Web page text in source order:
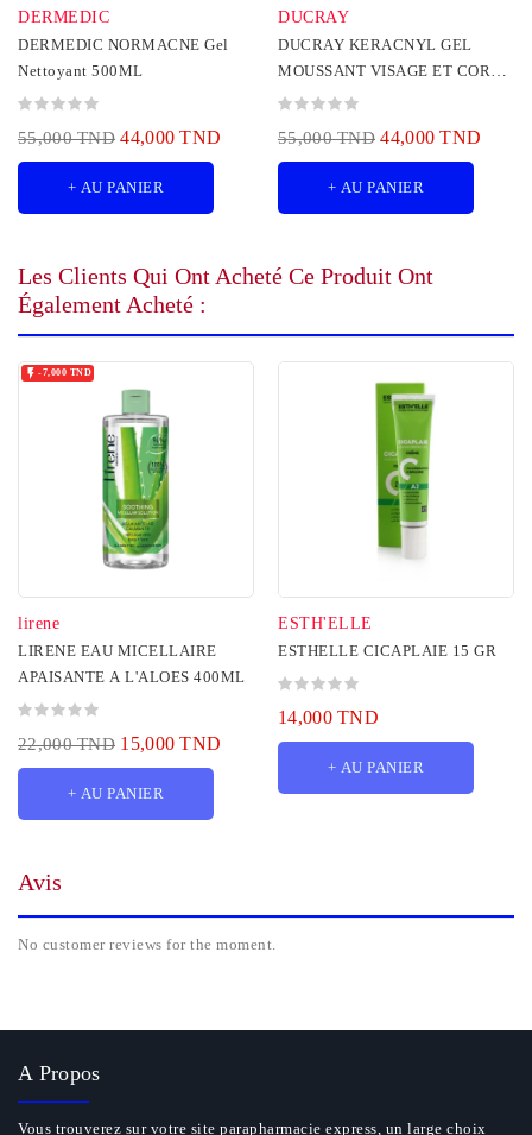
DERMEDIC
DERMEDIC NORMACNE Gel
Nettoyant 500ML
55,000 TND 44,000 TND
+ AU PANIER
DUCRAY
DUCRAY KERACNYL GEL
MOUSSANT VISAGE ET CORPS
200ML
55,000 TND 44,000 TND
+ AU PANIER
Les Clients Qui Ont Acheté Ce Produit Ont
Également Acheté :
 -7,000 TND
lirene
LIRENE EAU MICELLAIRE
APAISANTE A L'ALOES 400ML
22,000 TND 15,000 TND
+ AU PANIER
ESTH'ELLE
ESTHELLE CICAPLAIE 15 GR
14,000 TND
+ AU PANIER
Avis
No customer reviews for the moment.
A Propos
Vous trouverez sur votre site parapharmacie express, un large choix